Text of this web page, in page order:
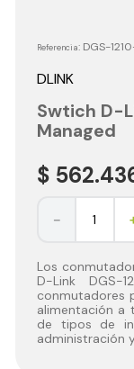
Referencia: DGS-
DLINK
Swtich D-
Managed
$ 562.
－
Los
D-Link DGS-
conmutadores
alimentación a
de tipos de
administración